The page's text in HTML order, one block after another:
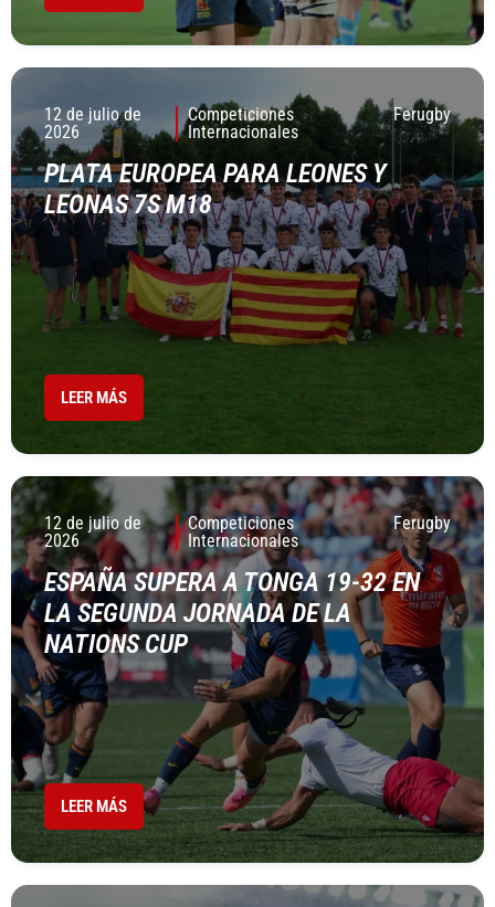
12 de julio de
2026
Competiciones
Internacionales
Ferugby
PLATA EUROPEA PARA LEONES Y
LEONAS 7S M18
LEER MÁS
12 de julio de
2026
Competiciones
Internacionales
Ferugby
ESPAÑA SUPERA A TONGA 19-32 EN
LA SEGUNDA JORNADA DE LA
NATIONS CUP
LEER MÁS